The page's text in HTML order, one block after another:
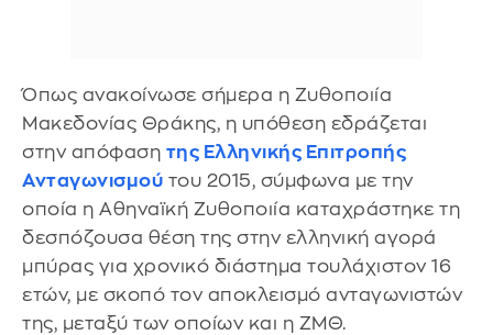
Όπως ανακοίνωσε σήμερα η Ζυθοποιία
Μακεδονίας Θράκης, η υπόθεση εδράζεται
στην απόφαση της Ελληνικής Επιτροπής
Ανταγωνισμού του 2015, σύμφωνα με την
οποία η Αθηναϊκή Ζυθοποιία καταχράστηκε τη
δεσπόζουσα θέση της στην ελληνική αγορά
μπύρας για χρονικό διάστημα τουλάχιστον 16
ετών, με σκοπό τον αποκλεισμό ανταγωνιστών
της, μεταξύ των οποίων και η ΖΜΘ.